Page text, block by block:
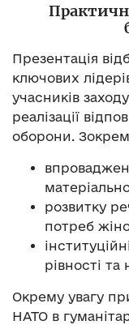
Презентація
ключових
учасників
реалізації
оборони.
розвитку
потреб
рівності та
Окрему увагу
НАТО в